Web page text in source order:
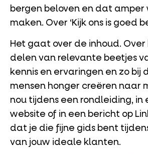
bergen beloven en dat amper
maken. Over ‘Kijk ons is goed
Het gaat over de inhoud.
delen van relevante beetjes
kennis en ervaringen en zo bij
mensen honger creëren naar
nou tijdens een rondleiding, in
website of in een bericht op
dat je die fijne gids bent
van jouw ideale klanten.